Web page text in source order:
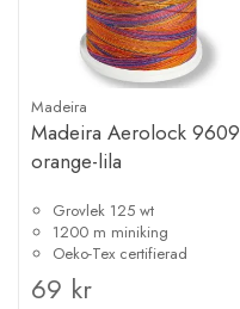
Madeira
Madeira Aerolock 9609
orange-lila
Grovlek 125 wt
1200 m miniking
Oeko-Tex certifierad
69 kr